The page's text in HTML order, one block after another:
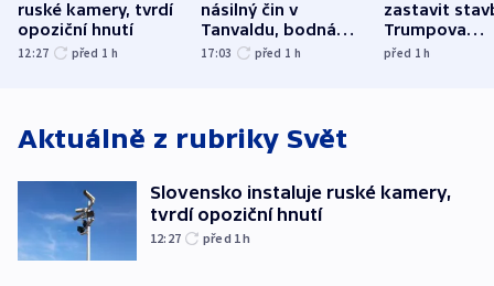
ruské kamery, tvrdí
opoziční hnutí
12:27 před 1 h
násilný čin v
Tanvaldu, bodná
zranění při něm
17:03 před 1 h
zastavit
Trumpova
tanečního
před 1h
Aktuálně z rubriky Svět
Slovensko instaluje ruské kamery,
tvrdí opoziční hnutí
12:27 před 1h